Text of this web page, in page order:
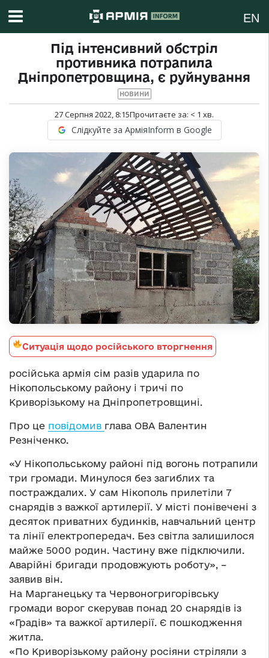
EN
Під інтенсивний обстріл
противника потрапила
Дніпропетровщина, є руйнування
НОВИНИ
27 Серпня 2022, 8:15Прочитаєте за: < 1 хв.
Слідкуйте за АрміяInform в Google
Ситуація щодо російського вторгнення
російська армія сім разів ударила по
Нікопольському району і тричі по
Криворізькому на Дніпропетровщині.
Про це повідомив глава ОВА Валентин
Резніченко.
«У Нікопольському районі під вогонь потрапили
три громади. Минулося без загиблих та
постраждалих. У сам Нікополь прилетіли 7
снарядів з важкої артилерії. У місті понівечені з
десяток приватних будинків, навчальний центр
та лінії електропередач. Без світла залишилося
майже 5000 родин. Частину вже підключили.
Аварійні бригади продовжують роботу», –
заявив він.
На Марганецьку та Червоногригорівську
громади ворог скерував понад 20 снарядів із
«Градів» та важкої артилерії. Є пошкодження
житла.
«По Криворізькому району росіяни стріляли з